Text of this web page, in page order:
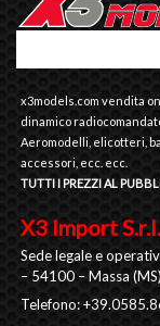
x3models.com vendita
dinamico
Aeromodelli, elicotteri,
accessori, ecc. ecc.
TUTTI I PREZZI AL
X3 Import
Sede legale e
– 54100 – Massa
Telefono: